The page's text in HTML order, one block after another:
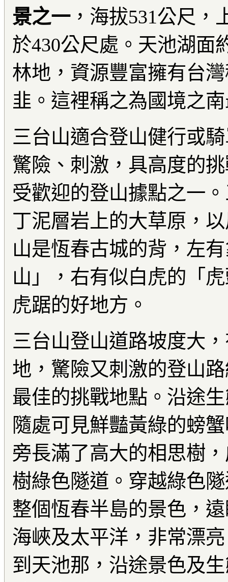
景之一，海拔531公尺，
於430公尺處。天池湖面
林地，資源豐富擁有台
韭。這裡稱之為國境之
三台山適合登山健行或
驚險、刺激，具高度的
受歡迎的登山據點之一
丁泥層岩上的大草原，
山是恆春古城的背，左
山」，右有似白虎的「
虎踞的好地方。
三台山登山道路坡度大
地，驚險又刺激的登山
最佳的挑戰地點。沿途
隨處可見鮮豔黃綠的螃
旁長滿了高大的相思樹
樹綠色隧道。穿越綠色
整個恆春半島的景色，
海峽及太平洋，非常漂
到天池那，沿途景色及